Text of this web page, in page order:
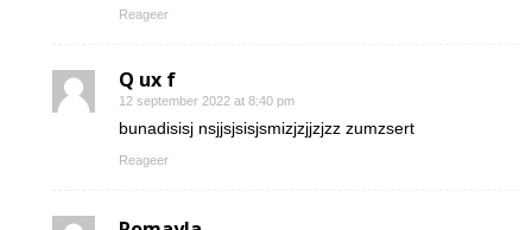
Reageer
Q ux f
12 september 2022 at 8:40 pm
bunadisisj nsjjsjsisjsmizjzjjzjzz zumzsert
Reageer